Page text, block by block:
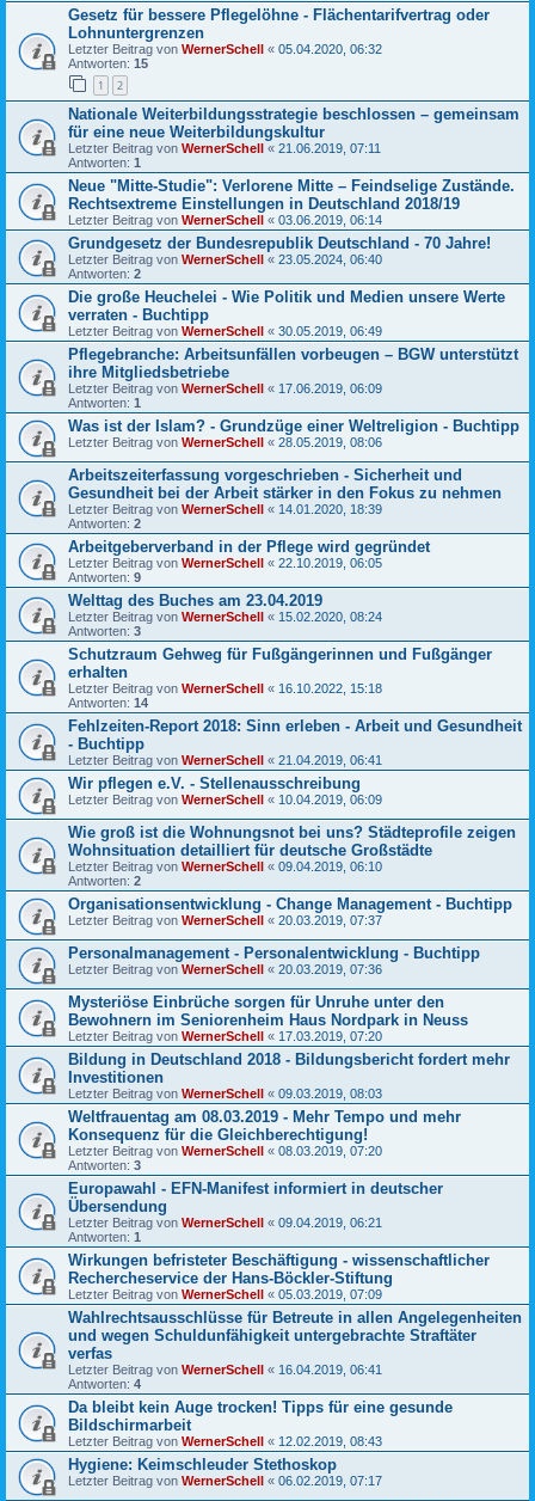
Gesetz für bessere Pflegelöhne - Flächentarifvertrag oder
Lohnuntergrenzen
Letzter Beitrag von WernerSchell « 05.04.2020, 06:32
Antworten: 15
1 2
Nationale Weiterbildungsstrategie beschlossen – gemeinsam
für eine neue Weiterbildungskultur
Letzter Beitrag von WernerSchell « 21.06.2019, 07:11
Antworten: 1
Neue "Mitte-Studie": Verlorene Mitte – Feindselige Zustände.
Rechtsextreme Einstellungen in Deutschland 2018/19
Letzter Beitrag von WernerSchell « 03.06.2019, 06:14
Grundgesetz der Bundesrepublik Deutschland - 70 Jahre!
Letzter Beitrag von WernerSchell « 23.05.2024, 06:40
Antworten: 2
Die große Heuchelei - Wie Politik und Medien unsere Werte
verraten - Buchtipp
Letzter Beitrag von WernerSchell « 30.05.2019, 06:49
Pflegebranche: Arbeitsunfällen vorbeugen – BGW unterstützt
ihre Mitgliedsbetriebe
Letzter Beitrag von WernerSchell « 17.06.2019, 06:09
Antworten: 1
Was ist der Islam? - Grundzüge einer Weltreligion - Buchtipp
Letzter Beitrag von WernerSchell « 28.05.2019, 08:06
Arbeitszeiterfassung vorgeschrieben - Sicherheit und
Gesundheit bei der Arbeit stärker in den Fokus zu nehmen
Letzter Beitrag von WernerSchell « 14.01.2020, 18:39
Antworten: 2
Arbeitgeberverband in der Pflege wird gegründet
Letzter Beitrag von WernerSchell « 22.10.2019, 06:05
Antworten: 9
Welttag des Buches am 23.04.2019
Letzter Beitrag von WernerSchell « 15.02.2020, 08:24
Antworten: 3
Schutzraum Gehweg für Fußgängerinnen und Fußgänger
erhalten
Letzter Beitrag von WernerSchell « 16.10.2022, 15:18
Antworten: 14
Fehlzeiten-Report 2018: Sinn erleben - Arbeit und Gesundheit
- Buchtipp
Letzter Beitrag von WernerSchell « 21.04.2019, 06:41
Wir pflegen e.V. - Stellenausschreibung
Letzter Beitrag von WernerSchell « 10.04.2019, 06:09
Wie groß ist die Wohnungsnot bei uns? Städteprofile zeigen
Wohnsituation detailliert für deutsche Großstädte
Letzter Beitrag von WernerSchell « 09.04.2019, 06:10
Antworten: 2
Organisationsentwicklung - Change Management - Buchtipp
Letzter Beitrag von WernerSchell « 20.03.2019, 07:37
Personalmanagement - Personalentwicklung - Buchtipp
Letzter Beitrag von WernerSchell « 20.03.2019, 07:36
Mysteriöse Einbrüche sorgen für Unruhe unter den
Bewohnern im Seniorenheim Haus Nordpark in Neuss
Letzter Beitrag von WernerSchell « 17.03.2019, 07:20
Bildung in Deutschland 2018 - Bildungsbericht fordert mehr
Investitionen
Letzter Beitrag von WernerSchell « 09.03.2019, 08:03
Weltfrauentag am 08.03.2019 - Mehr Tempo und mehr
Konsequenz für die Gleichberechtigung!
Letzter Beitrag von WernerSchell « 08.03.2019, 07:20
Antworten: 3
Europawahl - EFN-Manifest informiert in deutscher
Übersendung
Letzter Beitrag von WernerSchell « 09.04.2019, 06:21
Antworten: 1
Wirkungen befristeter Beschäftigung - wissenschaftlicher
Rechercheservice der Hans-Böckler-Stiftung
Letzter Beitrag von WernerSchell « 05.03.2019, 07:09
Wahlrechtsausschlüsse für Betreute in allen Angelegenheiten
und wegen Schuldunfähigkeit untergebrachte Straftäter
verfas
Letzter Beitrag von WernerSchell « 16.04.2019, 06:41
Antworten: 4
Da bleibt kein Auge trocken! Tipps für eine gesunde
Bildschirmarbeit
Letzter Beitrag von WernerSchell « 12.02.2019, 08:43
Hygiene: Keimschleuder Stethoskop
Letzter Beitrag von WernerSchell « 06.02.2019, 07:17